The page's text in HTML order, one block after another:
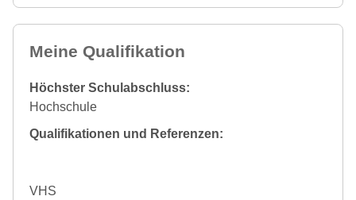
Meine Qualifikation
Höchster Schulabschluss:
Hochschule
Qualifikationen und Referenzen:
VHS